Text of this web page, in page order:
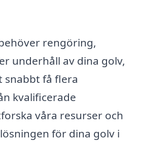
rengöring,
underhåll av dina golv,
snabbt få flera
kvalificerade
våra resurser och
för dina golv i